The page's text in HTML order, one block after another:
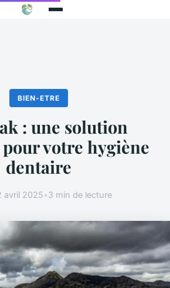
BIEN-ETRE
: une solution
votre hygiène
dentaire
avril 2025•3 min de lecture